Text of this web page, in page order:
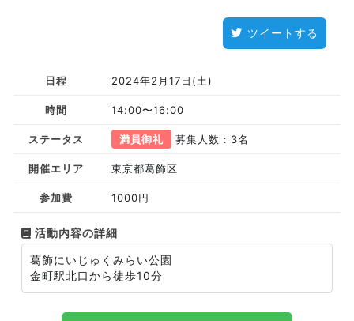
ツイートする
日程 2024年2月17日(土)
時間 14:00〜16:00
ステータス 満員御礼 募集人数：3名
開催エリア 東京都葛飾区
参加費 1000円
活動内容の詳細
葛飾にいじゅくみらい公園
金町駅北口から徒歩10分